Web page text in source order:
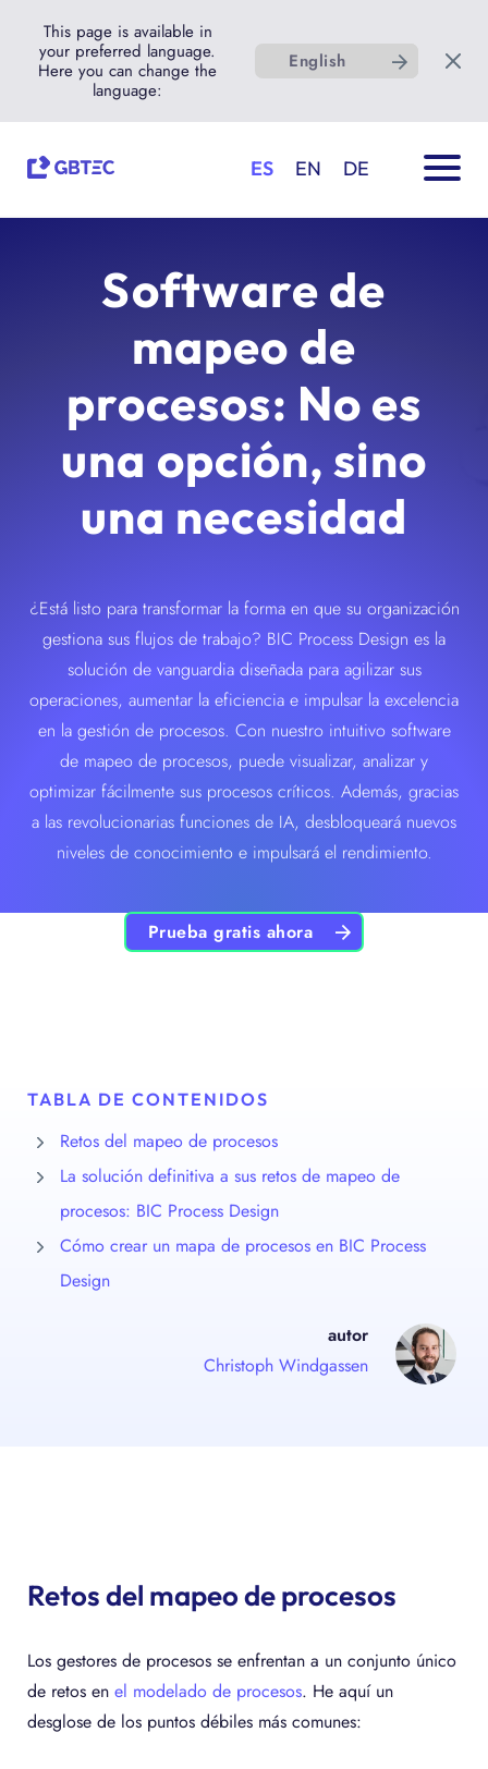
This page is available in
your preferred language.
Here you can change the
language:
English
ES EN DE
Software de
mapeo de
procesos: No es
una opción, sino
una necesidad
¿Está listo para transformar la forma en que su organización
gestiona sus flujos de trabajo? BIC Process Design es la
solución de vanguardia diseñada para agilizar sus
operaciones, aumentar la eficiencia e impulsar la excelencia
en la gestión de procesos. Con nuestro intuitivo software
de mapeo de procesos, puede visualizar, analizar y
optimizar fácilmente sus procesos críticos. Además, gracias
a las revolucionarias funciones de IA, desbloqueará nuevos
niveles de conocimiento e impulsará el rendimiento.
Prueba gratis ahora
TABLA DE CONTENIDOS
Retos del mapeo de procesos
La solución definitiva a sus retos de mapeo de
procesos: BIC Process Design
Cómo crear un mapa de procesos en BIC Process
Design
autor
Christoph Windgassen
Retos del mapeo de procesos
Los gestores de procesos se enfrentan a un conjunto único
de retos en el modelado de procesos. He aquí un
desglose de los puntos débiles más comunes: